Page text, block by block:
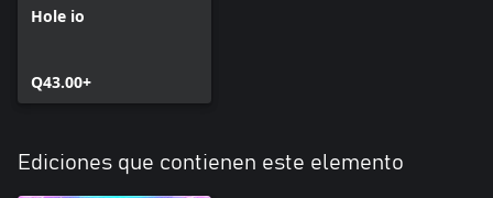
Hole io
Q43.00+
Ediciones que contienen este elemento